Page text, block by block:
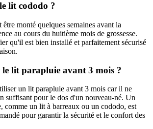
lit cododo ?
monté quelques semaines avant la
au cours du huitième mois de grossesse.
qu'il est bien installé et parfaitement sécurisé
lit parapluie avant 3 mois ?
un lit parapluie avant 3 mois car il ne
suffisant pour le dos d'un nouveau-né. Un
comme un lit à barreaux ou un cododo, est
pour garantir la sécurité et le confort des